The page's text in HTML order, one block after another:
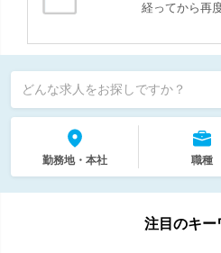
経ってから再
どんな求人をお探しですか？
勤務地・本社 職種
注目のキー